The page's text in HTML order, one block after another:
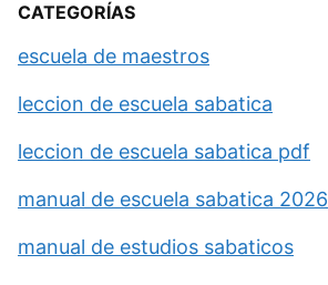
CATEGORÍAS
escuela de maestros
leccion de escuela sabatica
leccion de escuela sabatica pdf
manual de escuela sabatica 2026
manual de estudios sabaticos